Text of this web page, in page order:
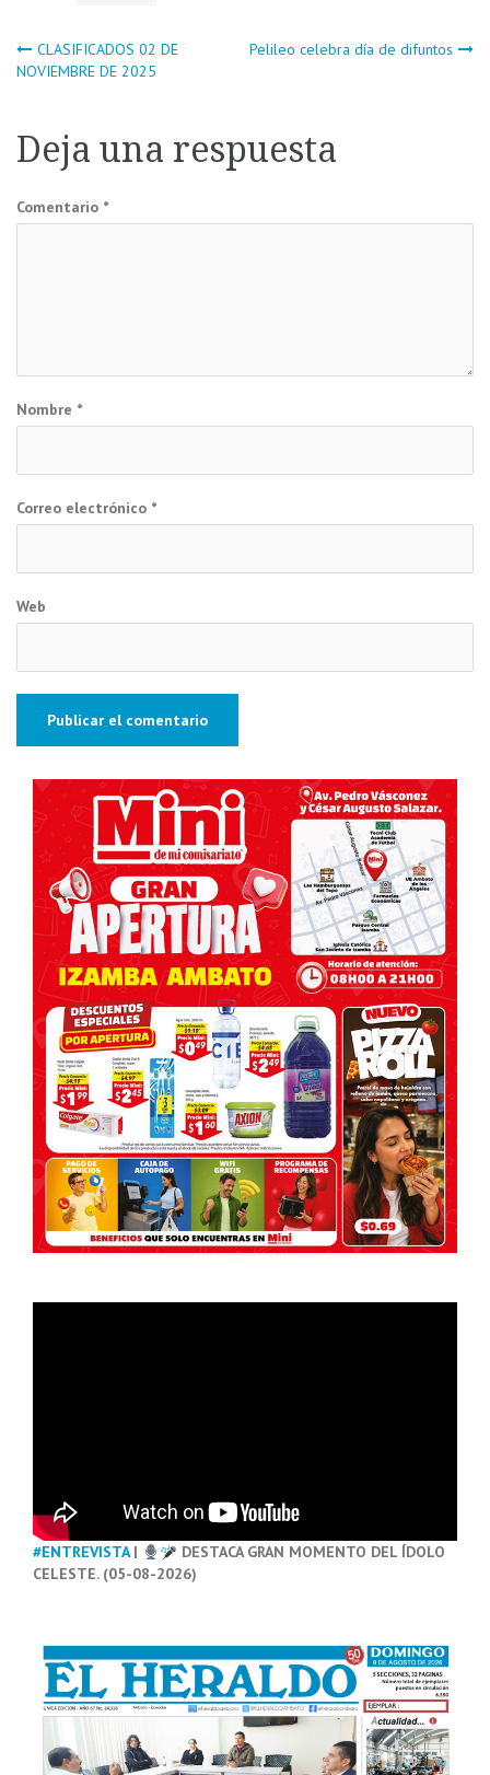
Navegación
entradas
CLASIFICADOS 02 DE
NOVIEMBRE DE 2025
Pelileo celebra día de difuntos
Deja una respuesta
Comentario *
Nombre *
Correo electrónico *
Web
#ENTREVISTA|
DESTACA GRAN MOMENTO DEL ÍDOLO
CELESTE. (05-08-2026)